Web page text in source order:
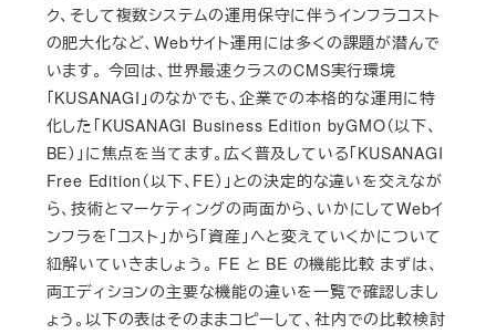
ク、そして複数システムの運用保守に伴うインフラコスト
の肥大化など、Webサイト運用には多くの課題が潜んで
います。 今回は、世界最速クラスのCMS実行環境
「KUSANAGI」のなかでも、企業での本格的な運用に特
化した「KUSANAGI Business Edition byGMO（以下、
BE）」に焦点を当てます。広く普及している「KUSANAGI
Free Edition（以下、FE）」との決定的な違いを交えなが
ら、技術とマーケティングの両面から、いかにしてWebイ
ンフラを「コスト」から「資産」へと変えていくかについて
紐解いていきましょう。 FE と BE の機能比較 まずは、
両エディションの主要な機能の違いを一覧で確認しまし
ょう。以下の表はそのままコピーして、社内での比較検討